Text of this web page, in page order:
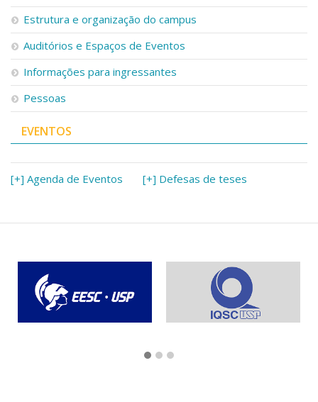
Estrutura e organização do campus
Auditórios e Espaços de Eventos
Informações para ingressantes
Pessoas
EVENTOS
[+] Agenda de Eventos [+] Defesas de teses